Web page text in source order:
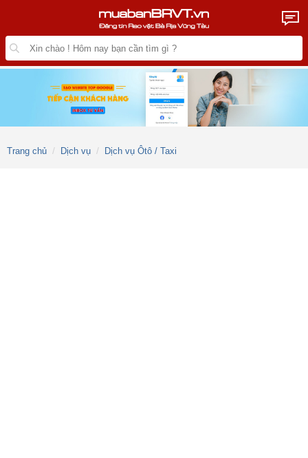
Trang chủ Dịch vụ Dịch vụ Ôtô / Taxi